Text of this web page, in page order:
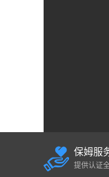
保姆服
提供认证